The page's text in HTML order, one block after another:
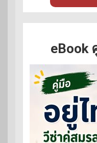
eBook